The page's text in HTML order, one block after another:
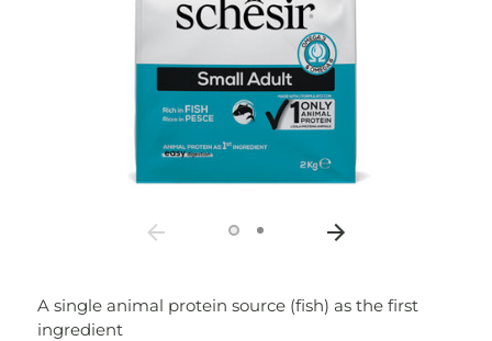
A single animal protein source (fish) as the first
ingredient